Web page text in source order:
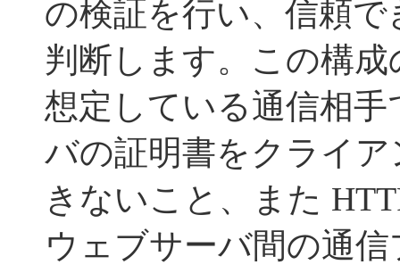
の検証を行い、信頼
判断します。この構
想定している通信相
バの証明書をクライ
きないこと、また
ウェブサーバ間の通